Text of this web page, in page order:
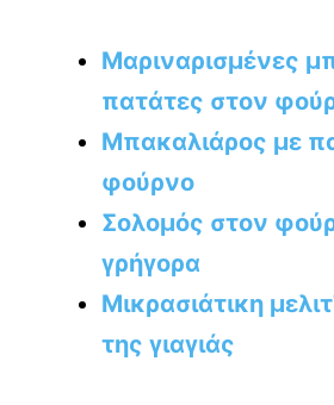
Μαριναρισμένες
πατάτες στον
Μπακαλιάρος με
φούρνο
Σολομός στον
γρήγορα
Μικρασιάτικη
της γιαγιάς